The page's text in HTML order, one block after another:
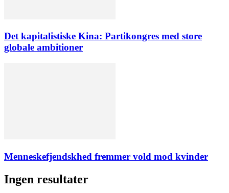
Det kapitalistiske Kina: Partikongres med store
globale ambitioner
Menneskefjendskhed fremmer vold mod kvinder
Ingen resultater